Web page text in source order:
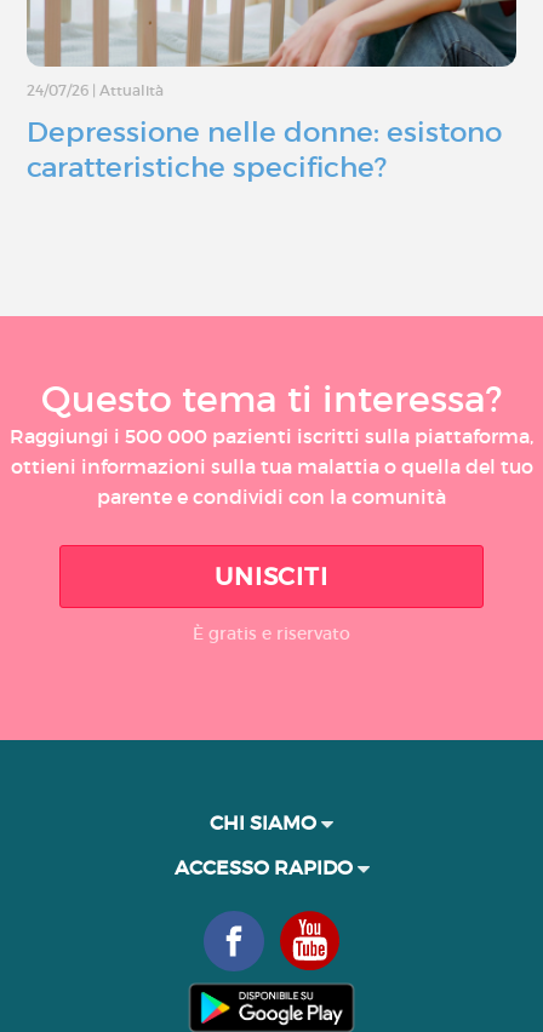
24/07/26 Attualità
Depressione nelle donne: esistono
caratteristiche specifiche?
Questo tema ti interessa?
Raggiungi i 500 000 pazienti iscritti sulla piattaforma,
ottieni informazioni sulla tua malattia o quella del tuo
parente e condividi con la comunità
UNISCITI
È gratis e riservato
CHI SIAMO
ACCESSO RAPIDO